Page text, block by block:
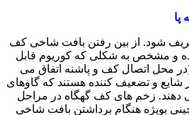
پا
شود. از بین رفتن بافت شاخی کف
و مشخص به شکلی که کوریوم قابل
محل اتصال کف و پاشنه اتفاق می
شایع و تضعیف کننده هستند که گاوهای
دهند. زخم های کف گهگاه در مراحل
بویژه هنگام برداشتن بافت شاخی